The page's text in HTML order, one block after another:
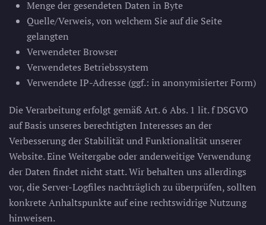
Menge der gesendeten Daten in Byte
Quelle/Verweis, von welchem Sie auf die Seite
gelangten
Verwendeter Browser
Verwendetes Betriebssystem
Verwendete IP-Adresse (ggf.: in anonymisierter Form)
Die Verarbeitung erfolgt gemäß Art. 6 Abs. 1 lit. f DSGVO
auf Basis unseres berechtigten Interesses an der
Verbesserung der Stabilität und Funktionalität unserer
Website. Eine Weitergabe oder anderweitige Verwendung
der Daten findet nicht statt. Wir behalten uns allerdings
vor, die Server-Logfiles nachträglich zu überprüfen, sollten
konkrete Anhaltspunkte auf eine rechtswidrige Nutzung
hinweisen.